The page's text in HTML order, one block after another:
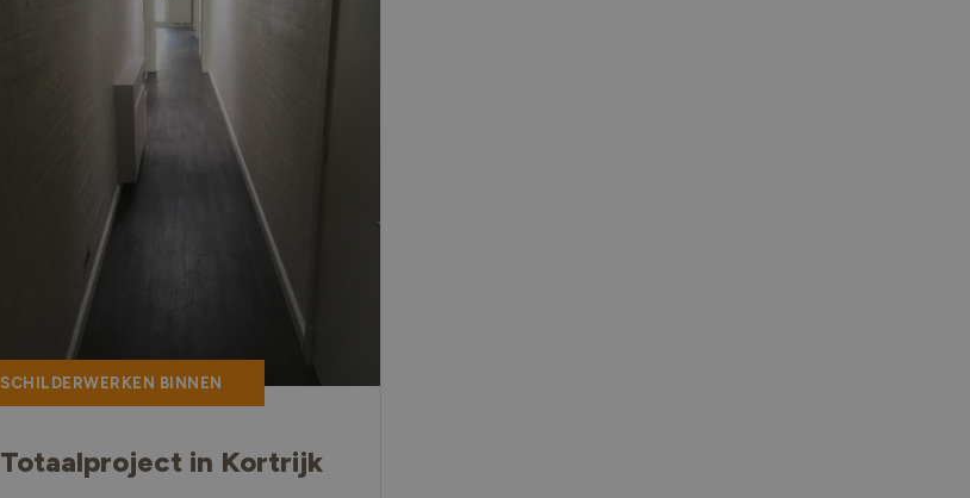
SCHILDERWERKEN BINNEN
Totaalproject in Kortrijk